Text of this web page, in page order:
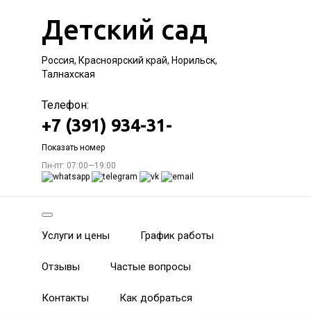
Детский сад
Россия, Красноярский край, Норильск,
Талнахская
Телефон:
+7 (391) 934-31-
Показать номер
Пн-пт: 07:00—19:00
Услуги и цены График работы
Отзывы Частые вопросы
Контакты Как добраться